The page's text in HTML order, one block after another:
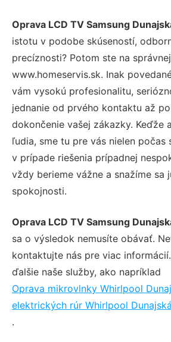
Oprava LCD TV Samsung
istotu v podobe skúseností,
precíznosti? Potom ste na
www.homeservis.sk. Inak
vám vysokú profesionalitu,
jednanie od prvého kontaktu až
dokončenie vašej zákazky. Keďže
ľudia, sme tu pre vás nielen počas
v prípade riešenia prípadnej
vždy berieme vážne a snažíme sa
spokojnosti.
Oprava LCD TV Samsung
sa o výsledok nemusíte obávať.
kontaktujte nás pre viac
ďalšie naše služby, ako napríklad
Oprava mikrovlnky Whirlpool
elektrických rúr Whirlpool
.